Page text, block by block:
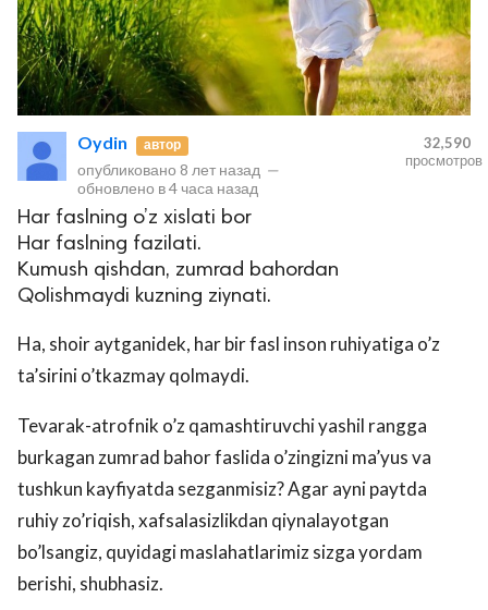
Oydin автор
опубликовано 8 лет назад —
обновлено в4 часа назад
32,590
просмотров
Har faslning o’z xislati bor
Har faslning fazilati.
Kumush qishdan, zumrad bahordan
Qolishmaydi kuzning ziynati.
Ha, shoir aytganidek, har bir fasl inson ruhiyatiga o’z
ta’sirini o’tkazmay qolmaydi.
Tevarak-atrofnik o’z qamashtiruvchi yashil rangga
burkagan zumrad bahor faslida o’zingizni ma’yus va
tushkun kayfiyatda sezganmisiz? Agar ayni paytda
ruhiy zo’riqish, xafsalasizlikdan qiynalayotgan
bo’lsangiz, quyidagi maslahatlarimiz sizga yordam
berishi, shubhasiz.